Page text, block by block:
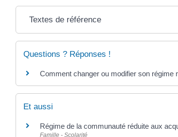
Textes de référence
Questions ? Réponses !
Comment changer ou modifier son régime
Et aussi
Régime de la communauté réduite aux
Famille - Scolarité